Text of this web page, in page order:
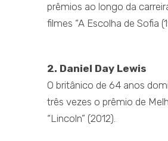
prêmios ao longo da
filmes “A Escolha de Sofia
2. Daniel Day Lewis
O britânico de 64 anos
três vezes o prêmio de
“Lincoln” (2012).